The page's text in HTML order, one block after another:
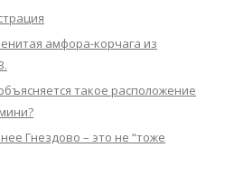
амфора-корчага из
такое расположение
Гнездово – это не “тоже